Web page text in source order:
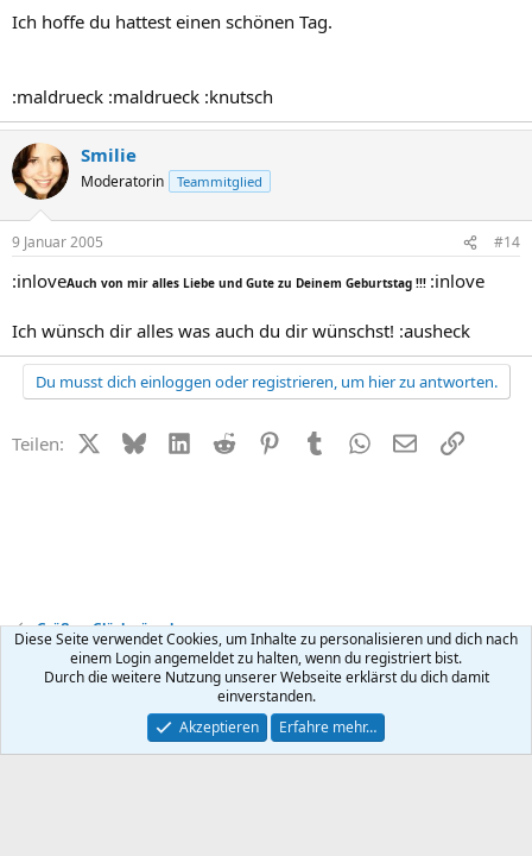
Ich hoffe du hattest einen schönen Tag.
:maldrueck :maldrueck :knutsch
Smilie
Moderatorin Teammitglied
9 Januar 2005 #14
:inloveAuch von mir alles Liebe und Gute zu Deinem Geburtstag !!! :inlove
Ich wünsch dir alles was auch du dir wünschst! :ausheck
Du musst dich einloggen oder registrieren, um hier zu antworten.
Teilen: X (Twitter)
BlueskyLinkedIn
Reddit PinterestTumblr WhatsApp
E-MailLink
Grüße + Glückwünsche
Kontakt Nutzungsbedingungen Datenschutz Hilfe
R
Community platform by XenForo ® © 2010-2026 XenForo Ltd.
Diese Seite verwendet Cookies, um Inhalte zu personalisieren und dich nach
einem Login angemeldet zu halten, wenn du registriert bist.
Durch die weitere Nutzung unserer Webseite erklärst du dich damit
einverstanden.
Akzeptieren
Erfahre mehr…